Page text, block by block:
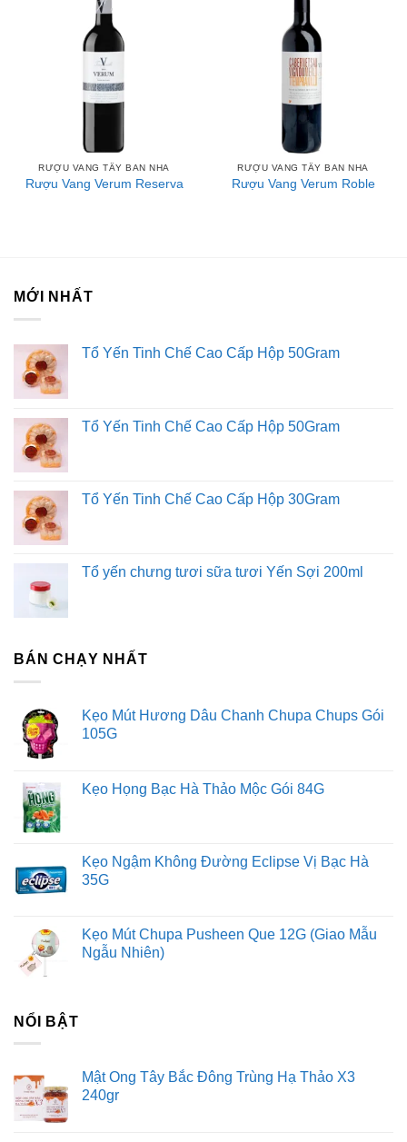
RƯỢU VANG TÂY BAN NHA
Rượu Vang Verum Reserva
RƯỢU VANG TÂY BAN NHA
Rượu Vang Verum Roble
MỚI NHẤT
Tổ Yến Tinh Chế Cao Cấp Hộp 50Gram
Tổ Yến Tinh Chế Cao Cấp Hộp 50Gram
Tổ Yến Tinh Chế Cao Cấp Hộp 30Gram
Tổ yến chưng tươi sữa tươi Yến Sợi 200ml
BÁN CHẠY NHẤT
Kẹo Mút Hương Dâu Chanh Chupa Chups Gói
105G
Kẹo Họng Bạc Hà Thảo Mộc Gói 84G
Kẹo Ngậm Không Đường Eclipse Vị Bạc Hà
35G
Kẹo Mút Chupa Pusheen Que 12G (Giao Mẫu
Ngẫu Nhiên)
NỔI BẬT
Mật Ong Tây Bắc Đông Trùng Hạ Thảo X3
240gr